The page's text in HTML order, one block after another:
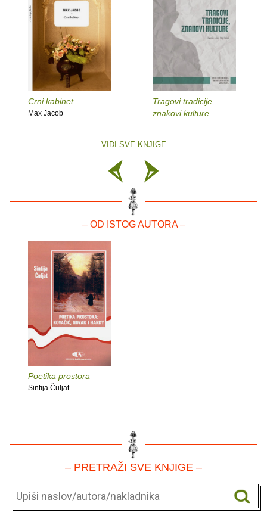
Crni kabinet
Max Jacob
Tragovi tradicije,
znakovi kulture
VIDI SVE KNJIGE
– OD ISTOG AUTORA –
Poetika prostora
Sintija Čuljat
– PRETRAŽI SVE KNJIGE –